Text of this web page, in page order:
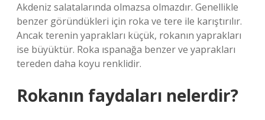
Akdeniz salatalarında olmazsa olmazdır. Genellikle
benzer göründükleri için roka ve tere ile karıştırılır.
Ancak terenin yaprakları küçük, rokanın yaprakları
ise büyüktür. Roka ıspanağa benzer ve yaprakları
tereden daha koyu renklidir.
Rokanın faydaları nelerdir?